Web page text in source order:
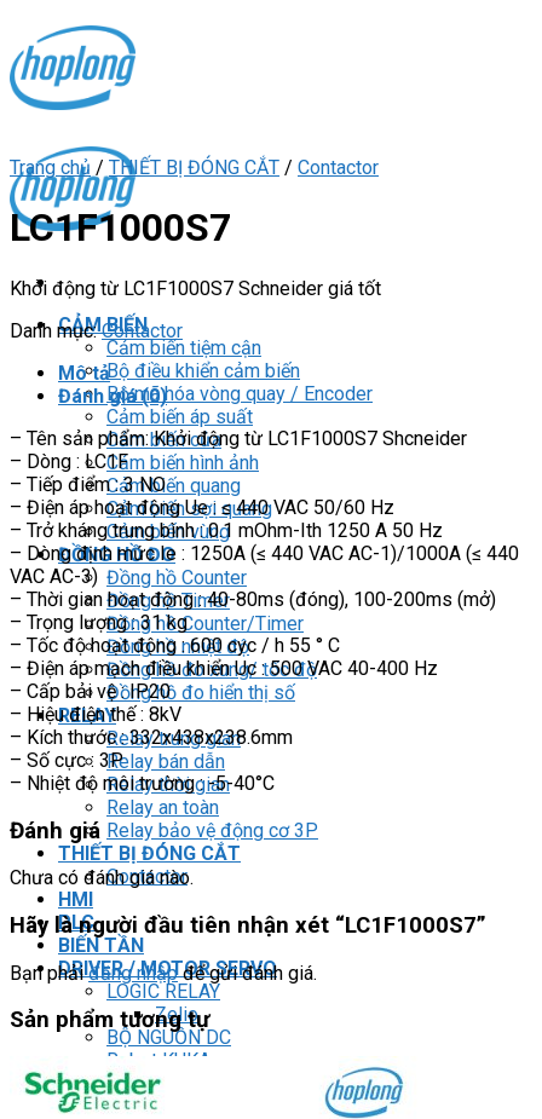
content
CẢM BIẾN
Cảm biến tiệm cận
Bộ điều khiển cảm biến
Bộ mã hóa vòng quay / Encoder
Cảm biến áp suất
Cảm biến cửa
Cảm biến hình ảnh
Cảm biến quang
Cảm biến sợi quang
Cảm biến vùng
ĐỒNG HỒ ĐO
Đồng hồ Counter
Đồng hồ Timer
Đồng hồ Counter/Timer
Đồng hồ nhiệt độ
Đồng hồ đo xung/ tốc độ
Đồng hồ đo hiển thị số
RELAY
Relay trung gian
Relay bán dẫn
Relay thời gian
Relay an toàn
Relay bảo vệ động cơ 3P
THIẾT BỊ ĐÓNG CẮT
Contactor
HMI
PLC
BIẾN TẦN
DRIVER / MOTOR SERVO
LOGIC RELAY
Zelio
BỘ NGUỒN DC
Robot KUKA
Light Star
DRIVER / MOTOR STEP
Trang chủ / THIẾT BỊ ĐÓNG CẮT / Contactor
LC1F1000S7
Khởi động từ LC1F1000S7 Schneider giá tốt
Danh mục:Contactor
Mô tả
Đánh giá (0)
– Tên sản phẩm: Khởi động từ LC1F1000S7 Shcneider
– Dòng : LC1F
– Tiếp điểm : 3 NO
– Điện áp hoạt động Ue : ≤ 440 VAC 50/60 Hz
– Trở kháng trung bình : 0.1 mOhm-Ith 1250 A 50 Hz
– Dòng định mức Ie : 1250A (≤ 440 VAC AC-1)/1000A (≤ 440
VAC AC-3)
– Thời gian hoạt động : 40-80ms (đóng), 100-200ms (mở)
– Trọng lượng : 31 kg
– Tốc độ hoạt động : 600 cyc / h 55 ° C
– Điện áp mạch điều khiển Uc : 500 VAC 40-400 Hz
– Cấp bải vệ : IP20
– Hiệu điện thế : 8kV
– Kích thước : 332x438x238.6mm
– Số cực : 3P
– Nhiệt độ môi trường : -5-40°C
Đánh giá
Chưa có đánh giá nào.
Hãy là người đầu tiên nhận xét “LC1F1000S7”
Bạn phảiđăng nhậpđể gửi đánh giá.
Sản phẩm tương tự